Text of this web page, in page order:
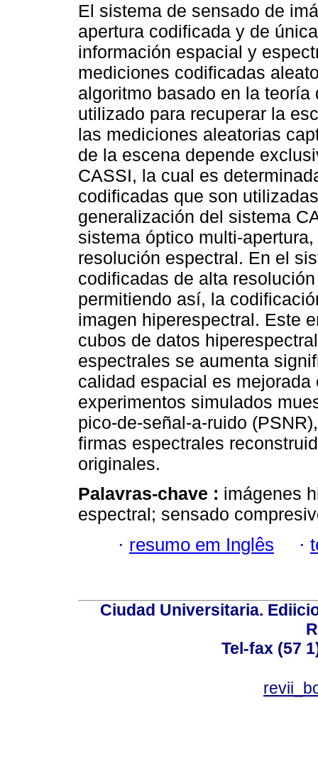
El sistema de sensado de
apertura codificada y de
información espacial y
mediciones codificadas
algoritmo basado en la
utilizado para recuperar la
las mediciones aleatorias
de la escena depende
CASSI, la cual es
codificadas que son
generalización del sistema
sistema óptico multi-
resolución espectral. En el
codificadas de alta
permitiendo así, la
imagen hiperespectral. Este
cubos de datos
espectrales se aumenta
calidad espacial es
experimentos simulados
pico-de-señal-a-ruido
firmas espectrales
originales.
Palavras-chave : imágenes
espectral; sensado
· resumo em Inglês ·
Ciudad Universitaria.
Tel-fax (57